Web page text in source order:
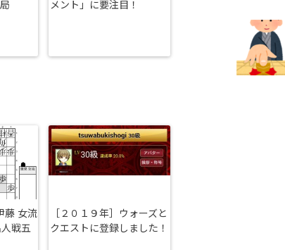
メント」に要注目！
藤 女流
戦五
［２０１９年］ウォーズと
クエストに登録しました！